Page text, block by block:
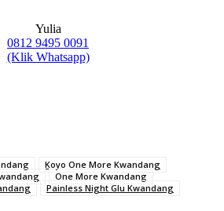
Yulia
0812 9495 0091
(Klik Whatsapp)
Koyo One More Kwandang
One More Kwandang
Painless Night Glu Kwandang